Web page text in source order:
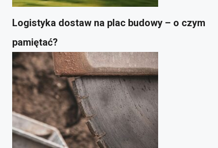
Logistyka dostaw na plac budowy – o czym
pamiętać?